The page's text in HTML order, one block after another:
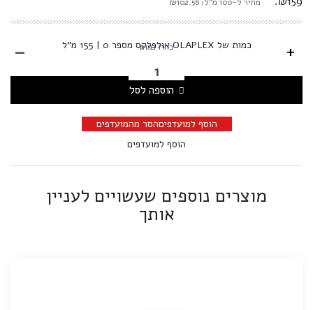
+ כמות של OLAPLEX אולפלקס מספר 0 | 155 מ"ל בחרו כמות -
הוספה לסל
הוסף למועדפיםהסר מהמועדפים
הוסף למועדפים
מוצרים נוספים שעשויים לעניין
אותך